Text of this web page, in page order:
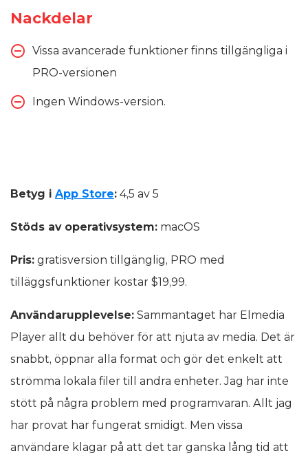
Nackdelar
Vissa avancerade funktioner finns tillgängliga i
PRO-versionen
Ingen Windows-version.
Betyg i App Store: 4,5 av 5
Stöds av operativsystem: macOS
Pris: gratisversion tillgänglig, PRO med
tilläggsfunktioner kostar $19,99.
Användarupplevelse: Sammantaget har Elmedia
Player allt du behöver för att njuta av media. Det är
snabbt, öppnar alla format och gör det enkelt att
strömma lokala filer till andra enheter. Jag har inte
stött på några problem med programvaran. Allt jag
har provat har fungerat smidigt. Men vissa
användare klagar på att det tar ganska lång tid att